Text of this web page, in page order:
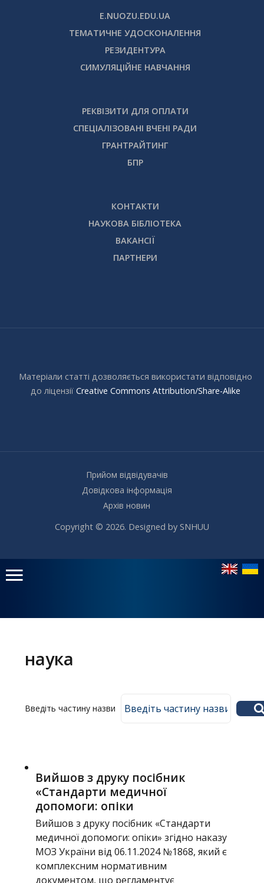
E.NUOZU.EDU.UA
ТЕМАТИЧНЕ УДОСКОНАЛЕННЯ
РЕЗИДЕНТУРА
СИМУЛЯЦІЙНЕ НАВЧАННЯ
РЕКВІЗИТИ ДЛЯ ОПЛАТИ
СПЕЦІАЛІЗОВАНІ ВЧЕНІ РАДИ
ГРАНТРАЙТИНГ
БПР
КОНТАКТИ
НАУКОВА БІБЛІОТЕКА
ВАКАНСІЇ
ПАРТНЕРИ
Матеріали статті дозволяється використати відповідно
до ліцензії Creative Commons Attribution/Share-Alike
Прийом відвідувачів
Довідкова інформація
Архів новин
Copyright © 2026. Designed by SNHUU
Головне
Навчання
Новини
наука
Введіть частину назви
Вийшов з друку посібник
«Стандарти медичної
допомоги: опіки
Вийшов з друку посібник «Стандарти
медичної допомоги: опіки» згідно наказу
МОЗ України від 06.11.2024 №1868, який є
комплексним нормативним
документом, що регламентує